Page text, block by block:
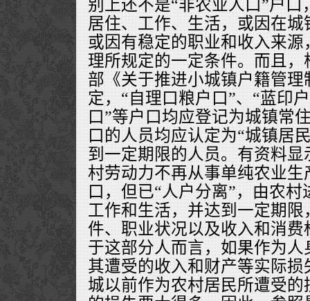
别上还不是“非农业人口”户
居住、工作、生活，或因在
或因有稳定的职业和收入来
理所规定的一定条件。而且
部《关于推进小城镇户籍管
定，“自理口粮户口”、“蓝印
口”等户口均应登记为城镇常
口的人员均应认定为“城镇居
到一定期限的人员。有资料
村劳动力不再从事单纯农业
口，但已“人户分离”，由农
工作和生活，并达到一定期
件、职业状况以及收入和消
于这部分人而言，如果作为
其遭受的收入和财产等实际
城以前作为农村居民所遭受